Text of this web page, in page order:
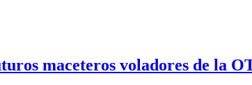
maceteros voladores de la